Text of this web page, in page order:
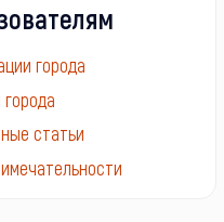
города
статьи